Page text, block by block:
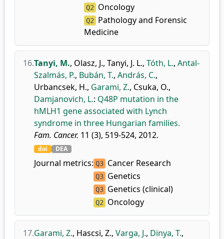
Q2 Oncology
Q2 Pathology and Forensic
Medicine
16.Tanyi, M., Olasz, J., Tanyi, J. L., Tóth, L., Antal-
Szalmás, P., Bubán, T., András, C.,
Urbancsek, H., Garami, Z., Csuka, O.,
Damjanovich, L.: Q48P mutation in the
hMLH1 gene associated with Lynch
syndrome in three Hungarian families.
Fam. Cancer. 11 (3), 519-524, 2012.
doi DEA
Journal metrics: Q3 Cancer Research
Q3 Genetics
Q3 Genetics (clinical)
Q2 Oncology
17.Garami, Z., Hascsi, Z., Varga, J., Dinya, T.,